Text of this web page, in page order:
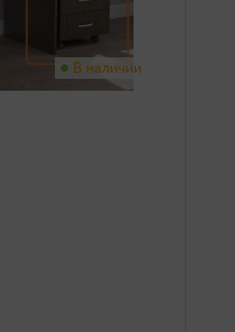
В наличии